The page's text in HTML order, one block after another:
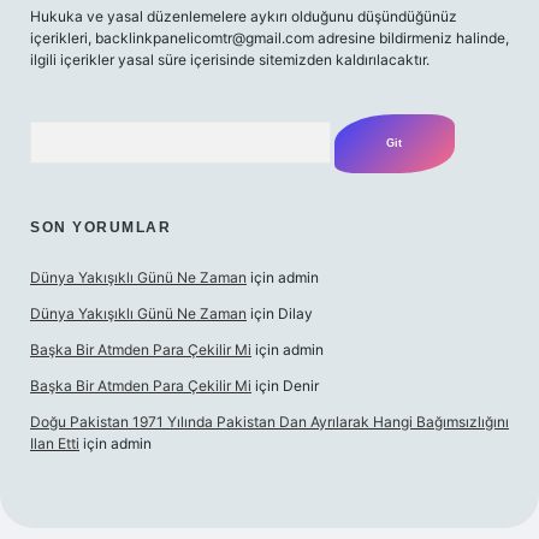
Hukuka ve yasal düzenlemelere aykırı olduğunu düşündüğünüz
içerikleri, backlinkpanelicomtr@gmail.com adresine bildirmeniz halinde,
ilgili içerikler yasal süre içerisinde sitemizden kaldırılacaktır.
SON YORUMLAR
Dünya Yakışıklı Günü Ne Zaman için admin
Dünya Yakışıklı Günü Ne Zaman için Dilay
Başka Bir Atmden Para Çekilir Mi için admin
Başka Bir Atmden Para Çekilir Mi için Denir
Doğu Pakistan 1971 Yılında Pakistan Dan Ayrılarak Hangi Bağımsızlığını
Ilan Etti için admin